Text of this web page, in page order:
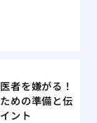
者を嫌がる！
めの準備と伝
ント